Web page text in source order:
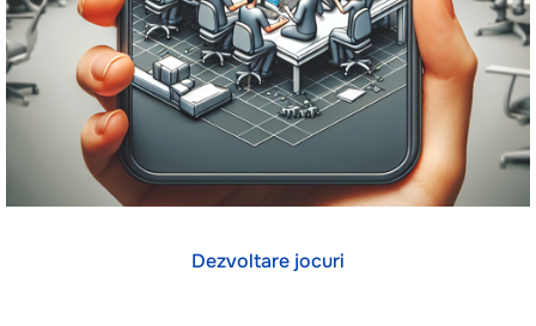
Dezvoltare jocuri